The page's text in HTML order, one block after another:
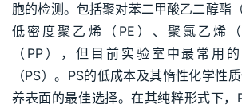
胞的检测。包括聚对苯二甲酸乙二醇酯
低密度聚乙烯（PE）、聚氯乙烯
（PP），但目前实验室中最常用
（PS）。PS的低成本及其惰性化学性
养表面的最佳选择。在其纯粹形式下，